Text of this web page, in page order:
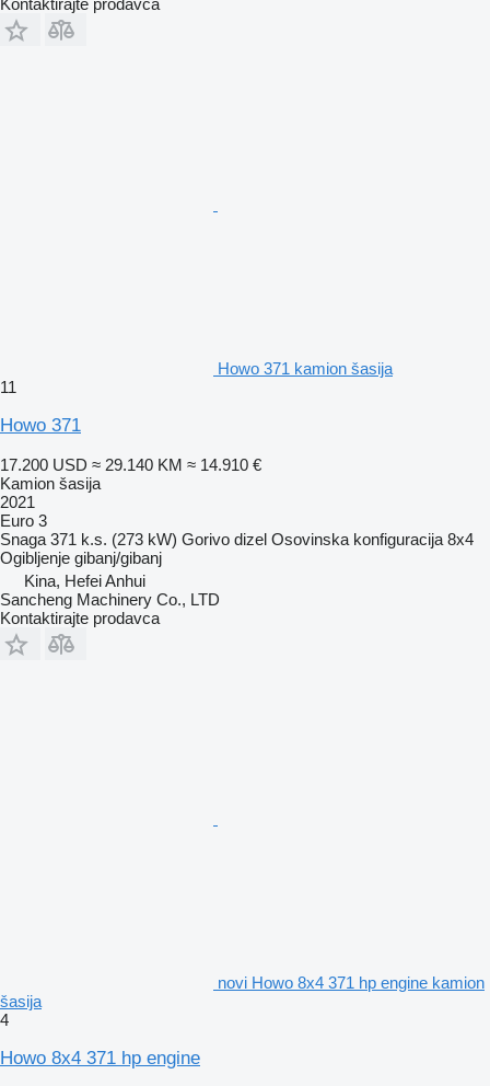
Kontaktirajte prodavca
Howo 371 kamion šasija
11
Howo 371
17.200 USD ≈ 29.140 KM ≈ 14.910 €
Kamion šasija
2021
Euro 3
Snaga 371 k.s. (273 kW) Gorivo dizel Osovinska konfiguracija 8x4
Ogibljenje gibanj/gibanj
Kina, Hefei Anhui
Sancheng Machinery Co., LTD
Kontaktirajte prodavca
novi Howo 8x4 371 hp engine kamion
šasija
4
Howo 8x4 371 hp engine